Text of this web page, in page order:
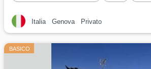
Italia Genova Privato
BASICO